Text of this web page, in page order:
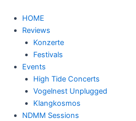
Inhalt
springen
HOME
Reviews
Konzerte
Festivals
Events
High Tide Concerts
Vogelnest Unplugged
Klangkosmos
NDMM Sessions